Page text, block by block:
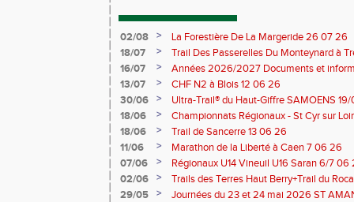
02/08 >
La Forestière De La Margeride 26 07 26
18/07
>
Trail Des Passerelles Du Monteynard à
16/07
>
Années 2026/2027 Documents et
13/07
>
CHF N2 à Blois 12 06 26
30/06
>
Ultra-Trail® du Haut-Giffre SAMOENS
18/06
>
Championnats Régionaux - St Cyr sur
Saran 13/14 06 26
18/06 >
Trail de Sancerre 13 06 26
11/06
>
Marathon de la Liberté à Caen 7 06 26
07/06
>
Régionaux U14 Vineuil U16 Saran 6/7 06
02/06
>
Trails des Terres Haut Berry+Trail du
du Berry 30/31 05 2026
29/05 >
Journées du 23 et 24 mai 2026 ST